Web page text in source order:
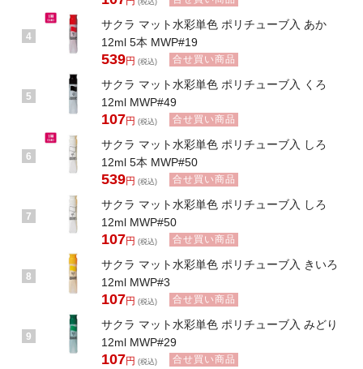
ぐんじょう
注文単位 1本
合せ買い商品
こげちゃ
注文単位 1本 107
しゅいろ
しろ
注文単位 1本
だいだいいろ
注文単位 1本
合せ買い商品
注文単位 1本 107
はいいろ
ふかみどり
注文単位 1本
(税込)
4
サクラ マット水彩単色 ポリチューブ入 あか
12ml 5本 MWP#19
539円 (税込) 合せ買い商品
5
サクラ マット水彩単色 ポリチューブ入 くろ
12ml MWP#49
107円 (税込) 合せ買い商品
6
サクラ マット水彩単色 ポリチューブ入 しろ
12ml 5本 MWP#50
539円 (税込) 合せ買い商品
7
サクラ マット水彩単色 ポリチューブ入 しろ
12ml MWP#50
107円 (税込) 合せ買い商品
8
サクラ マット水彩単色 ポリチューブ入 きいろ
12ml MWP#3
107円 (税込) 合せ買い商品
9
サクラ マット水彩単色 ポリチューブ入 みどり
12ml MWP#29
107円 (税込) 合せ買い商品